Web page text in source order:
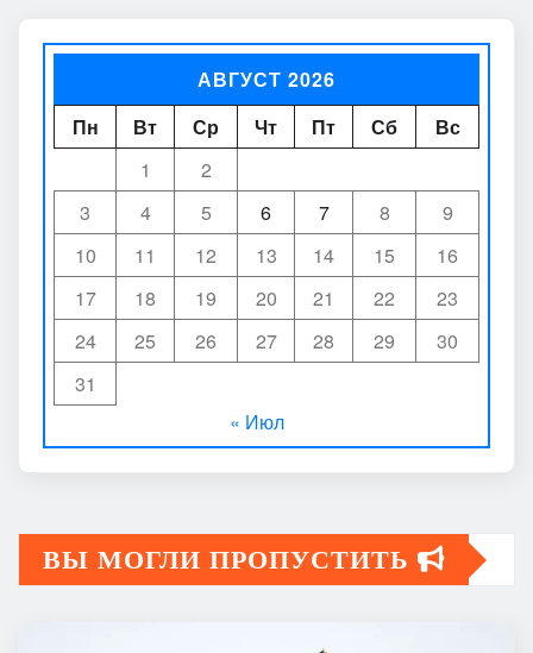
АВГУСТ 2026
Пн
Вт Ср Чт Пт Сб
Вс
1
2
3
4 5 6 7 8
9
10
11 12 13 14 15
16
17
18 19 20 21 22
23
24
25 26 27 28 29
30
31
« Июл
ВЫ МОГЛИ ПРОПУСТИТЬ